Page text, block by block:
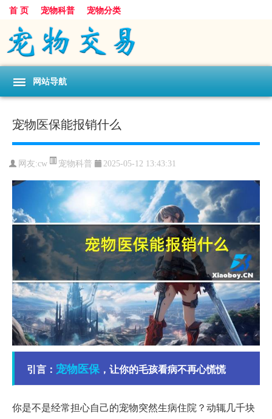
首 页 宠物科普 宠物分类
网站导航
宠物医保能报销什么
网友:cw 宠物科普 2025-05-12 13:43:31
引言： 宠物医保 ，让你的毛孩看病不再心慌慌
你是不是经常担心自己的宠物突然生病住院？动辄几千块